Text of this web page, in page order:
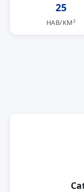
25
HAB/KM²